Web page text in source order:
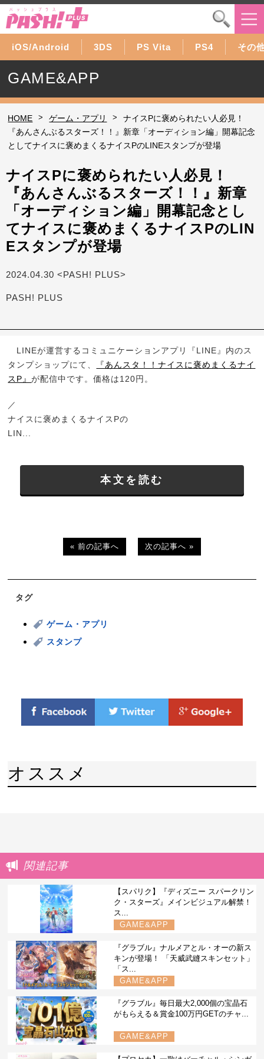
iOS/Android 3DS PS Vita PS4 その
GAME&APP
HOME > ゲーム・アプリ >
ナイスPに褒められたい人必見！
『あんさんぶるスターズ！！』新章「オーディション編」開幕記念
としてナイスに褒めまくるナイスPのLINEスタンプが登場
ナイスPに褒められたい人必見！
『あんさんぶるスターズ！！』新章
「オーディション編」開幕記念とし
てナイスに褒めまくるナイスPのLIN
Eスタンプが登場
2024.04.30 <PASH! PLUS>
PASH! PLUS
LINEが運営するコミュニケーションアプリ『LINE』内のス
タンプショップにて、
『あんスタ！！ナイスに褒めまくるナイ
スP』が配信中です。価格は120円。
／
ナイスに褒めまくるナイスPの
LIN...
本文を読む
« 前の記事へ 次の記事へ »
タグ
ゲーム・アプリ
スタンプ
オススメ
関連記事
【スパリク】『ディズニー スパークリン
ク・スターズ』メインビジュアル解禁！
ス...
GAME&APP
『グラブル』ナルメアとル・オーの新ス
キンが登場！ 「天威武縫スキンセット」
「ス...
GAME&APP
『グラブル』毎日最大2,000個の宝晶石
がもらえる＆賞金100万円GETのチャ...
GAME&APP